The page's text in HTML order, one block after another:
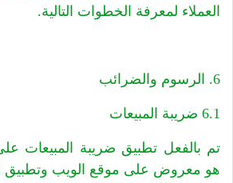
العملاء لمعرفة الخطوات التالية.
6. الرسوم والضرائب
6.1 ضريبة المبيعات
تم بالفعل تطبيق ضريبة المبيعات
هو معروض على موقع الويب وتطبيق